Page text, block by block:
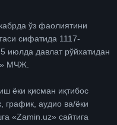
ўз фаолиятини
сифатида 1117-
июлда давлат рўйхатидан
МЧЖ.
ёки қисман иқтибос
график, аудио ва/ёки
«Zamin.uz» сайтига